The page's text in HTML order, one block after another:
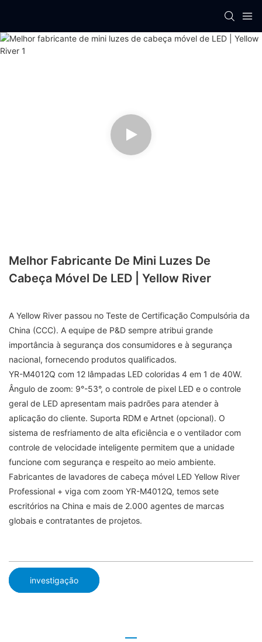
Melhor Fabricante De Mini Luzes De
Cabeça Móvel De LED | Yellow River
A Yellow River passou no Teste de Certificação Compulsória da
China (CCC). A equipe de P&D sempre atribui grande
importância à segurança dos consumidores e à segurança
nacional, fornecendo produtos qualificados.
YR-M4012Q com 12 lâmpadas LED coloridas 4 em 1 de 40W.
Ângulo de zoom: 9°-53°, o controle de pixel LED e o controle
geral de LED apresentam mais padrões para atender à
aplicação do cliente. Suporta RDM e Artnet (opcional). O
sistema de resfriamento de alta eficiência e o ventilador com
controle de velocidade inteligente permitem que a unidade
funcione com segurança e respeito ao meio ambiente.
Fabricantes de lavadores de cabeça móvel LED Yellow River
Professional + viga com zoom YR-M4012Q, temos sete
escritórios na China e mais de 2.000 agentes de marcas
globais e contratantes de projetos.
investigação